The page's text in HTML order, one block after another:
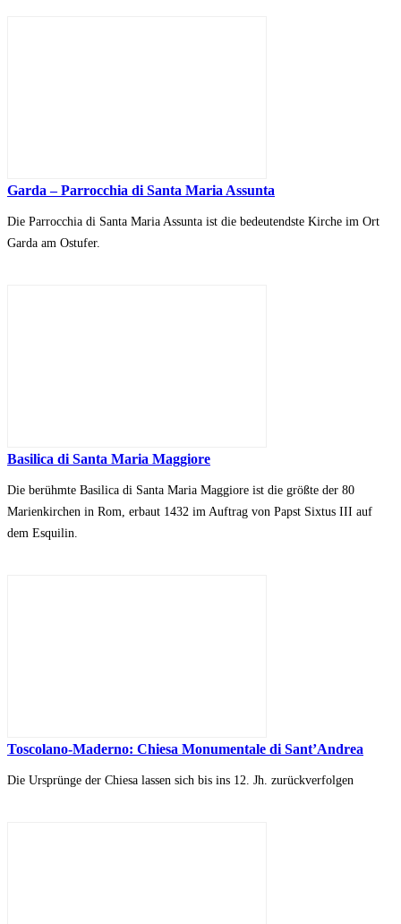
Garda – Parrocchia di Santa Maria Assunta
Die Parrocchia di Santa Maria Assunta ist die bedeutendste Kirche im Ort
Garda am Ostufer.
Basilica di Santa Maria Maggiore
Die berühmte Basilica di Santa Maria Maggiore ist die größte der 80
Marienkirchen in Rom, erbaut 1432 im Auftrag von Papst Sixtus III auf
dem Esquilin.
Toscolano-Maderno: Chiesa Monumentale di Sant’Andrea
Die Ursprünge der Chiesa lassen sich bis ins 12. Jh. zurückverfolgen